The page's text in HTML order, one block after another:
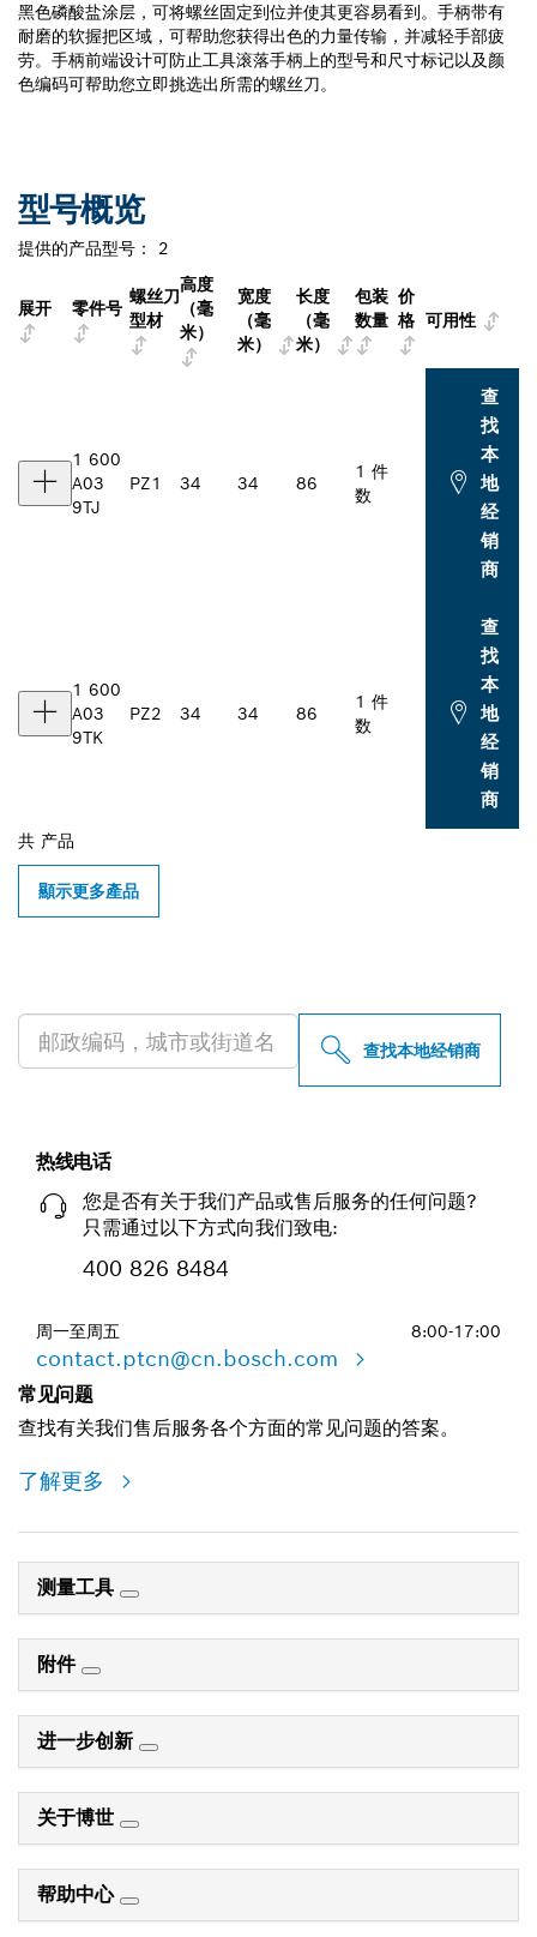
黑色磷酸盐涂层，可将螺丝固定到位并使其更容易看到。手柄带有
耐磨的软握把区域，可帮助您获得出色的力量传输，并减轻手部疲
劳。手柄前端设计可防止工具滚落手柄上的型号和尺寸标记以及颜
色编码可帮助您立即挑选出所需的螺丝刀。
型号概览
提供的产品型号： 2
展开 零件号
螺丝刀
型材
高度
（毫
米）
宽度
（毫
米）
长度
（毫
米）
包装
数量
价
格 可用性
1 600
A03
9TJ
PZ1 34 34 86
1 件
数
查
找
本
地
经
销
商
1 600
A03
9TK
PZ2 34 34 86
1 件
数
查
找
本
地
经
销
商
共 产品
顯示更多產品
查找本地经销商
热线电话
您是否有关于我们产品或售后服务的任何问题?
只需通过以下方式向我们致电:
400 826 8484
周一至周五 8:00-17:00
contact.ptcn@cn.bosch.com
常见问题
查找有关我们售后服务各个方面的常见问题的答案。
了解更多
测量工具
附件
进一步创新
关于博世
帮助中心